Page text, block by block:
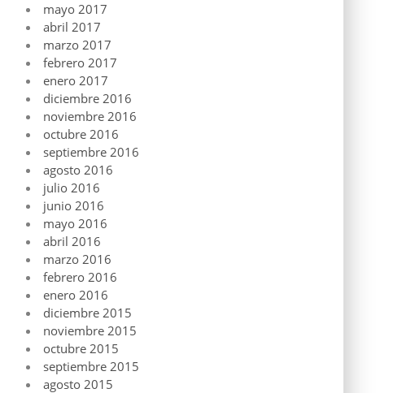
mayo 2017
abril 2017
marzo 2017
febrero 2017
enero 2017
diciembre 2016
noviembre 2016
octubre 2016
septiembre 2016
agosto 2016
julio 2016
junio 2016
mayo 2016
abril 2016
marzo 2016
febrero 2016
enero 2016
diciembre 2015
noviembre 2015
octubre 2015
septiembre 2015
agosto 2015